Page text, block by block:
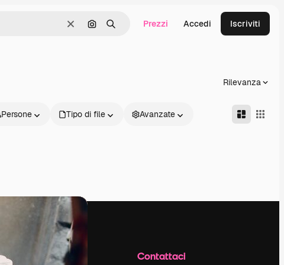
CancellaCerca per immagine
Ricerca Prezzi Accedi Iscriviti
Rilevanza
Persone Tipo di file Avanzate
Azienda Contattaci